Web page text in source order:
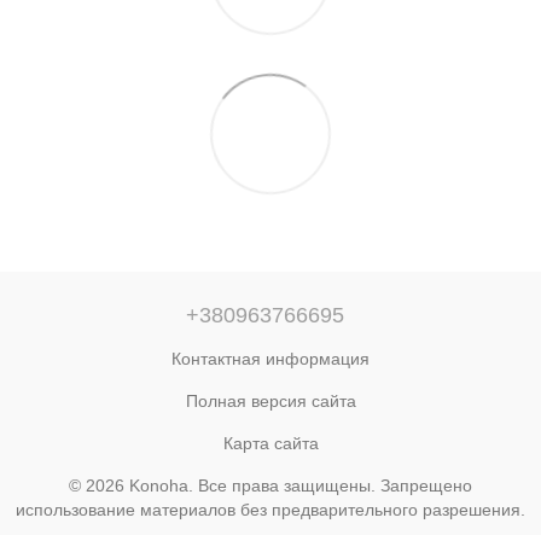
+380963766695
Контактная информация
Полная версия сайта
Карта сайта
© 2026 Konoha. Все права защищены. Запрещено
использование материалов без предварительного разрешения.